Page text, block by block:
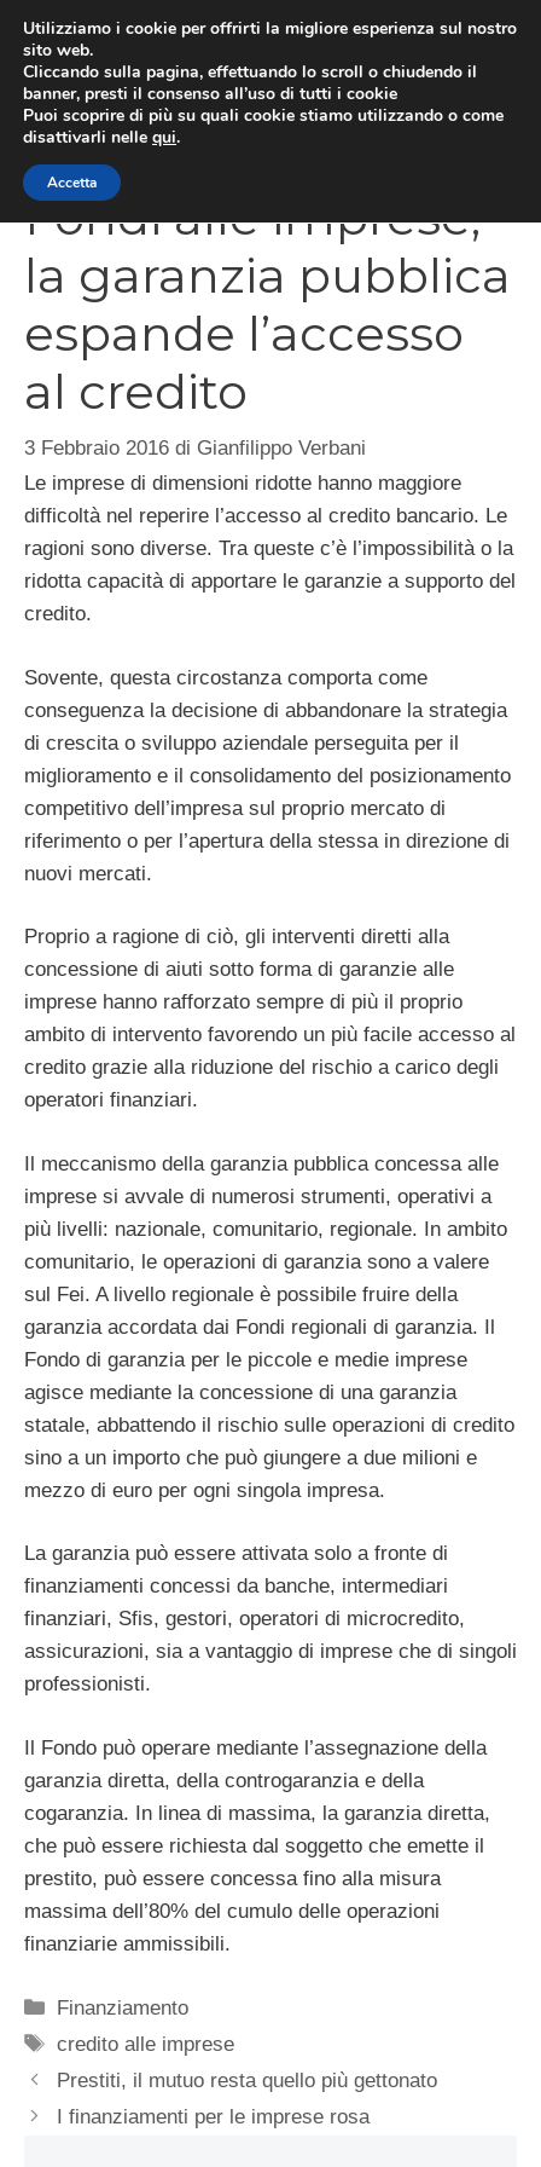
contenuto
Fondi alle imprese,
la garanzia pubblica
espande l’accesso
al credito
3 Febbraio 2016 di Gianfilippo Verbani
Le imprese di dimensioni ridotte hanno maggiore
difficoltà nel reperire l’accesso al credito bancario. Le
ragioni sono diverse. Tra queste c’è l’impossibilità o la
ridotta capacità di apportare le garanzie a supporto del
credito.
Sovente, questa circostanza comporta come
conseguenza la decisione di abbandonare la strategia
di crescita o sviluppo aziendale perseguita per il
miglioramento e il consolidamento del posizionamento
competitivo dell’impresa sul proprio mercato di
riferimento o per l’apertura della stessa in direzione di
nuovi mercati.
Proprio a ragione di ciò, gli interventi diretti alla
concessione di aiuti sotto forma di garanzie alle
imprese hanno rafforzato sempre di più il proprio
ambito di intervento favorendo un più facile accesso al
credito grazie alla riduzione del rischio a carico degli
operatori finanziari.
Il meccanismo della garanzia pubblica concessa alle
imprese si avvale di numerosi strumenti, operativi a
più livelli: nazionale, comunitario, regionale. In ambito
comunitario, le operazioni di garanzia sono a valere
sul Fei. A livello regionale è possibile fruire della
garanzia accordata dai Fondi regionali di garanzia. Il
Fondo di garanzia per le piccole e medie imprese
agisce mediante la concessione di una garanzia
statale, abbattendo il rischio sulle operazioni di credito
sino a un importo che può giungere a due milioni e
mezzo di euro per ogni singola impresa.
La garanzia può essere attivata solo a fronte di
finanziamenti concessi da banche, intermediari
finanziari, Sfis, gestori, operatori di microcredito,
assicurazioni, sia a vantaggio di imprese che di singoli
professionisti.
Il Fondo può operare mediante l’assegnazione della
garanzia diretta, della controgaranzia e della
cogaranzia. In linea di massima, la garanzia diretta,
che può essere richiesta dal soggetto che emette il
prestito, può essere concessa fino alla misura
massima dell’80% del cumulo delle operazioni
finanziarie ammissibili.
Categorie
Finanziamento
Tag
credito alle imprese
Prestiti, il mutuo resta quello più gettonato
I finanziamenti per le imprese rosa
Utilizziamo i cookie per offrirti la migliore esperienza sul nostro
sito web.
Cliccando sulla pagina, effettuando lo scroll o chiudendo il
banner, presti il consenso all’uso di tutti i cookie
Puoi scoprire di più su quali cookie stiamo utilizzando o come
disattivarli nelle qui.
Accetta